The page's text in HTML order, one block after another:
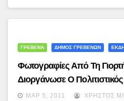
ΓΡΕΒΕΝΑ ΔΗΜΟΣ ΓΡΕΒΕΝΩΝ
Φωτογραφίες Από Τη
Διοργάνωσε Ο
Δοξαρά – Γρεβενά Και
ΜΑΡ 5, 2011 ΧΡΉΣΤΟΣ